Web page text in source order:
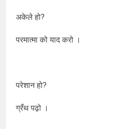
अकेले हो?
परमात्मा को याद करो ।
परेशान हो?
ग्रँथ पढ़ो ।